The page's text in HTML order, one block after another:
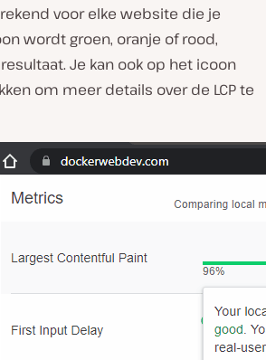
voor elke website die je
wordt groen, oranje of rood,
Je kan ook op het icoon
om meer details over de LCP te